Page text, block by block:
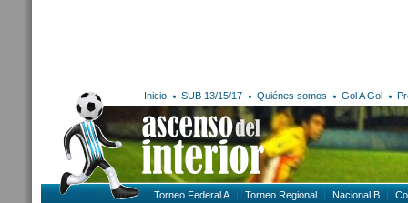
Inicio SUB 13/15/17 Quiénes somos Gol A Gol
Torneo Federal A Torneo Regional Nacional B